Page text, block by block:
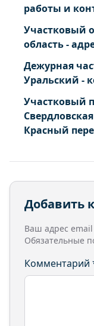
работы и
Участковый
область -
Дежурная
Уральский -
Участковый
Красный
Добавить
Ваш адрес email
Обязательные
Комментарий